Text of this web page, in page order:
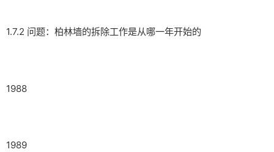
1.7.2 问题：柏林墙的拆除工作是从哪一年开始的
1988
1989